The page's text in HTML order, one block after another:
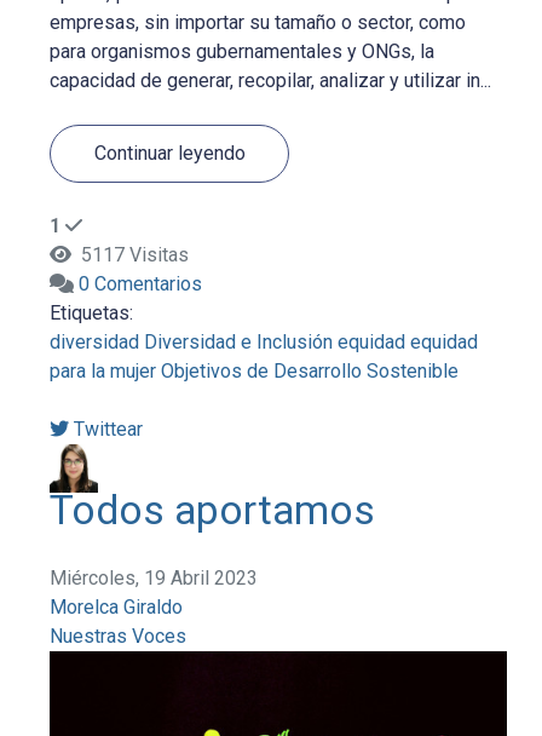
empresas, sin importar su tamaño o sector, como
para organismos gubernamentales y ONGs, la
capacidad de generar, recopilar, analizar y utilizar in...
Continuar leyendo
1
5117 Visitas
0 Comentarios
Etiquetas:
diversidad Diversidad e Inclusión equidad equidad
para la mujer Objetivos de Desarrollo Sostenible
Twittear
Todos aportamos
Miércoles, 19 Abril 2023
Morelca Giraldo
Nuestras Voces